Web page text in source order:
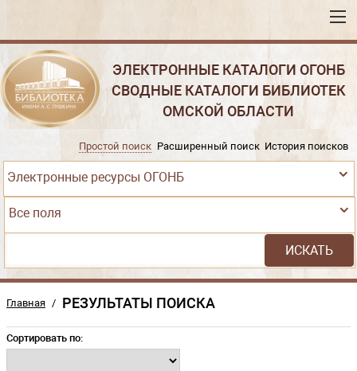
ЭЛЕКТРОННЫЕ КАТАЛОГИ ОГОНБ
СВОДНЫЕ КАТАЛОГИ БИБЛИОТЕК
ОМСКОЙ ОБЛАСТИ
Электронные ресурсы ОГОНБ
Простой поиск Расширенный поиск История поисков
Все поля
Главная / РЕЗУЛЬТАТЫ ПОИСКА
Сортировать по: